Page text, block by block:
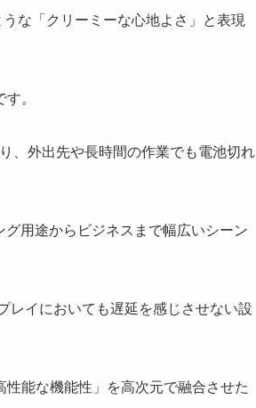
な「クリーミーな心地よさ」と表現
す。
、外出先や長時間の作業でも電池切れ
用途からビジネスまで幅広いシーン
レイにおいても遅延を感じさせない設
能な機能性」を高次元で融合させた